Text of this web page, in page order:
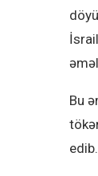
Bu
edib.